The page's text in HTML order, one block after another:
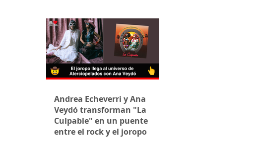
Andrea Echeverri y Ana
Veydó transforman "La
Culpable" en un puente
entre el rock y el joropo